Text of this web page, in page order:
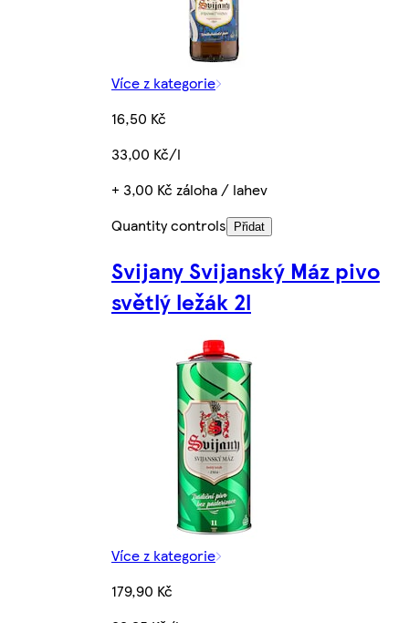
Více z kategorie
16,50 Kč
33,00 Kč/l
+ 3,00 Kč záloha / lahev
Quantity controls
Přidat
Svijany Svijanský Máz pivo
světlý ležák 2l
Více z kategorie
179,90 Kč